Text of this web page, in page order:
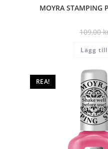
MOYRA STAMPING
109,00
Lägg
REA!